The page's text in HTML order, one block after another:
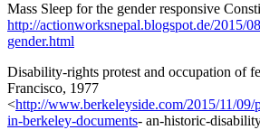
Mass Sleep for the gender responsive
http://actionworksnepal.blogspot.de/2015/
gender.html
Disability-rights protest and occupation of
Francisco, 1977
<http://www.berkeleyside.com/2015/11/09/
in-berkeley-documents- an-historic-